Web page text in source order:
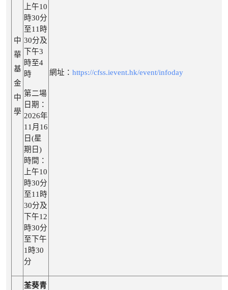
中
華
基
金
中
學
上午10
時30分
至11時
30分及
下午3
時至4
時
第二場
日期：
2026年
11月16
日(星
期日)
時間：
上午10
時30分
至11時
30分及
下午12
時30分
至下午
1時30
分
網址： https://cfss.ievent.hk/event/infoday
荃葵青